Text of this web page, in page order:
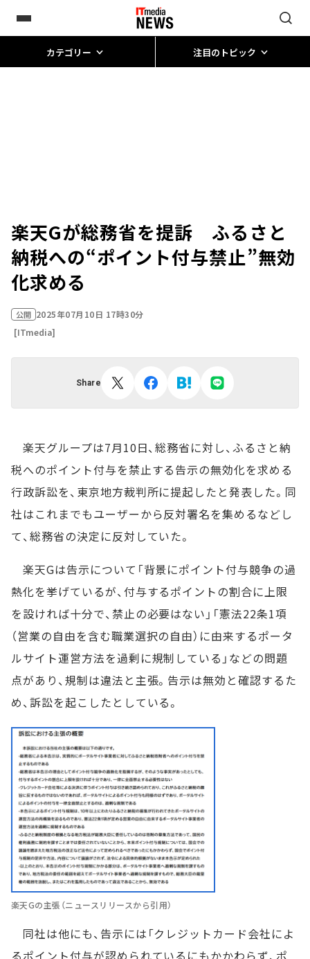
カテゴリー 注目のトピック
楽天Gが総務省を提訴 ふるさと
納税への“ポイント付与禁止”無効
化求める
公開 2025年07月10日 17時30分
[ITmedia]
Share
楽天グループは7月10日、総務省に対し、ふるさと納
税へのポイント付与を禁止する告示の無効化を求める
行政訴訟を、東京地方裁判所に提起したと発表した。同
社はこれまでもユーザーから反対署名を集めるなどし
て、総務省の決定に反対していた。
楽天Gは告示について「背景にポイント付与競争の過
熱化を挙げているが、付与するポイントの割合に上限
を設ければ十分で、禁止の必要はない」「憲法22条1項
（営業の自由を含む職業選択の自由）に由来するポータ
ルサイト運営方法を過剰に規制している」などの問題
点があり、規制は違法と主張。告示は無効と確認するた
め、訴訟を起こしたとしている。
楽天Gの主張（ニュースリリースから引用）
同社は他にも、告示には「クレジットカード会社によ
るポイント付与が認められているにもかかわらず、ポ